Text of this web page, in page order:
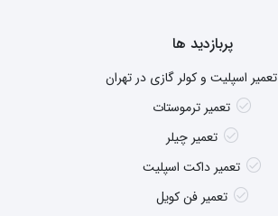
پربازدید ها
تعمیر اسپلیت و کولر گازی در تهران
تعمیر ترموستات
تعمیر چیلر
تعمیر داکت اسپلیت
تعمیر فن کویل